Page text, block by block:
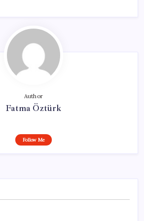
Author
Fatma Öztürk
Follow Me